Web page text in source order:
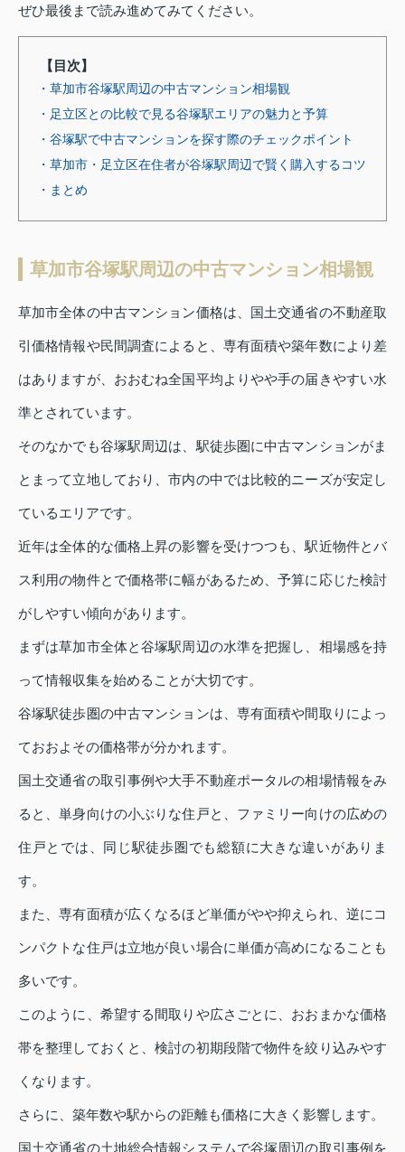
ぜひ最後まで読み進めてみてください。
【目次】
・草加市谷塚駅周辺の中古マンション相場観
・足立区との比較で見る谷塚駅エリアの魅力と予算
・谷塚駅で中古マンションを探す際のチェックポイント
・草加市・足立区在住者が谷塚駅周辺で賢く購入するコツ
・まとめ
草加市谷塚駅周辺の中古マンション相場観
草加市全体の中古マンション価格は、国土交通省の不動産取
引価格情報や民間調査によると、専有面積や築年数により差
はありますが、おおむね全国平均よりやや手の届きやすい水
準とされています。
そのなかでも谷塚駅周辺は、駅徒歩圏に中古マンションがま
とまって立地しており、市内の中では比較的ニーズが安定し
ているエリアです。
近年は全体的な価格上昇の影響を受けつつも、駅近物件とバ
ス利用の物件とで価格帯に幅があるため、予算に応じた検討
がしやすい傾向があります。
まずは草加市全体と谷塚駅周辺の水準を把握し、相場感を持
って情報収集を始めることが大切です。
谷塚駅徒歩圏の中古マンションは、専有面積や間取りによっ
ておおよその価格帯が分かれます。
国土交通省の取引事例や大手不動産ポータルの相場情報をみ
ると、単身向けの小ぶりな住戸と、ファミリー向けの広めの
住戸とでは、同じ駅徒歩圏でも総額に大きな違いがありま
す。
また、専有面積が広くなるほど単価がやや抑えられ、逆にコ
ンパクトな住戸は立地が良い場合に単価が高めになることも
多いです。
このように、希望する間取りや広さごとに、おおまかな価格
帯を整理しておくと、検討の初期段階で物件を絞り込みやす
くなります。
さらに、築年数や駅からの距離も価格に大きく影響します。
国土交通省の土地総合情報システムで谷塚周辺の取引事例を